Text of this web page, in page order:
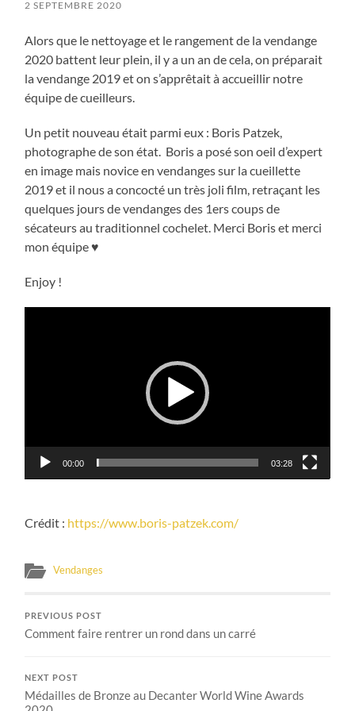
2 SEPTEMBRE 2020
Alors que le nettoyage et le rangement de la vendange
2020 battent leur plein, il y a un an de cela, on préparait
la vendange 2019 et on s’apprêtait à accueillir notre
équipe de cueilleurs.
Un petit nouveau était parmi eux : Boris Patzek,
photographe de son état. Boris a posé son oeil d’expert
en image mais novice en vendanges sur la cueillette
2019 et il nous a concocté un très joli film, retraçant les
quelques jours de vendanges des 1ers coups de
sécateurs au traditionnel cochelet. Merci Boris et merci
mon équipe ♥
Enjoy !
00:00 03:28
Crédit : https://www.boris-patzek.com/
Vendanges
PREVIOUS POST
Comment faire rentrer un rond dans un carré
NEXT POST
Médailles de Bronze au Decanter World Wine Awards